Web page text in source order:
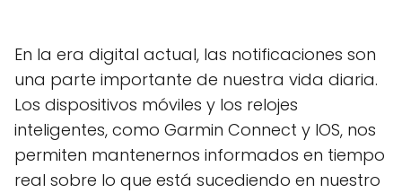
En la era digital actual, las notificaciones son
una parte importante de nuestra vida diaria.
Los dispositivos móviles y los relojes
inteligentes, como Garmin Connect y IOS, nos
permiten mantenernos informados en tiempo
real sobre lo que está sucediendo en nuestro